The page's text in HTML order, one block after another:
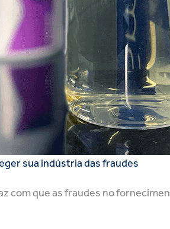
sua indústria das fraudes
com que as fraudes no